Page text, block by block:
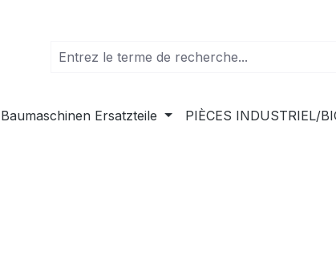
Baumaschinen Ersatzteile
PIÈCES INDUSTRIEL/